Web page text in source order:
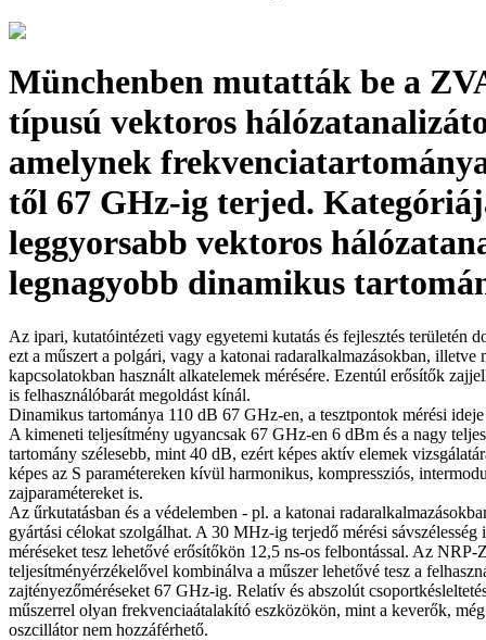
Münchenben mutatták be a
típusú vektoros
amelynek
től 67 GHz-ig terjed.
leggyorsabb vektoros
legnagyobb dinamikus
Az ipari, kutatóintézeti vagy egyetemi kutatás és fejlesztés területén
ezt a műszert a polgári, vagy a katonai radaralkalmazásokban, illetve
kapcsolatokban használt alkatelemek mérésére. Ezentúl erősítők
is felhasználóbarát megoldást kínál.
Dinamikus tartománya 110 dB 67 GHz-en, a tesztpontok mérési
A kimeneti teljesítmény ugyancsak 67 GHz-en 6 dBm és a nagy
tartomány szélesebb, mint 40 dB, ezért képes aktív elemek
képes az S paramétereken kívül harmonikus, kompressziós,
zajparamétereket is.
Az űrkutatásban és a védelemben - pl. a katonai
gyártási célokat szolgálhat. A 30 MHz-ig terjedő mérési
méréseket tesz lehetővé erősítőkön 12,5 ns-os felbontással. Az NRP-
teljesítményérzékelővel kombinálva a műszer lehetővé tesz a
zajtényezőméréseket 67 GHz-ig. Relatív és abszolút
műszerrel olyan frekvenciaátalakító eszközökön, mint a keverők,
oszcillátor nem hozzáférhető.